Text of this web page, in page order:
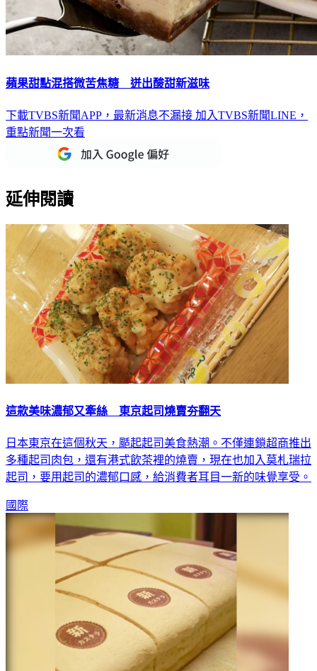
蘋果甜點混搭微苦焦糖 迸出酸甜新滋味
下載TVBS新聞APP，最新消息不漏接 加入TVBS新聞LINE，
重點新聞一次看
延伸閱讀
這款美味濃郁又牽絲 東京起司燒賣夯翻天
日本東京在這個秋天，颳起起司美食熱潮。不僅連鎖超商推出
多種起司肉包，還有港式飲茶裡的燒賣，現在也加入莫札瑞拉
起司，要用起司的濃郁口感，給消費者耳目一新的味覺享受。
國際